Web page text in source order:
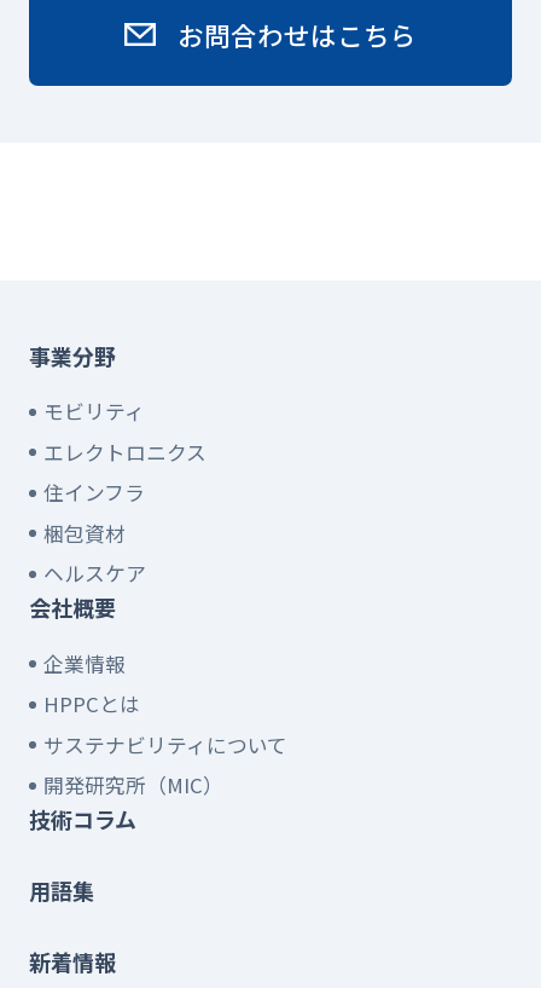
お問合わせはこちら
事業分野
モビリティ
エレクトロニクス
住インフラ
梱包資材
ヘルスケア
会社概要
企業情報
HPPCとは
サステナビリティについて
開発研究所（MIC）
技術コラム
用語集
新着情報